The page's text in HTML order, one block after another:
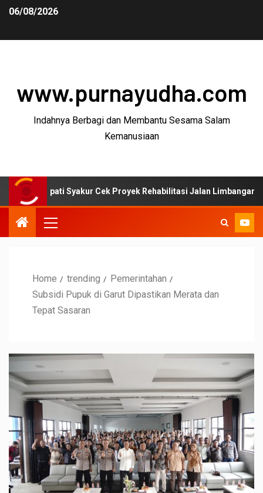
06/08/2026
www.purnayudha.com
Indahnya Berbagi dan Membantu Sesama Salam
Kemanusiaan
Syakur Cek Proyek Rehabilitasi Jalan Limbangan–Selaawi
Home trending
Pemerintahan
Subsidi Pupuk di Garut Dipastikan Merata dan
Tepat Sasaran